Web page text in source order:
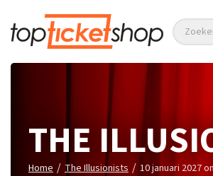
THE
Home / The Illusionists / 10 januari 2027